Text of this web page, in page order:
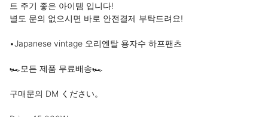
트 주기 좋은 아이템 입니다!
별도 문의 없으시면 바로 안전결제 부탁드려요!
•Japanese vintage 오리엔탈 용자수 하프팬츠
🏎️모든 제품 무료배송🏎️
구매문의 DM ください。